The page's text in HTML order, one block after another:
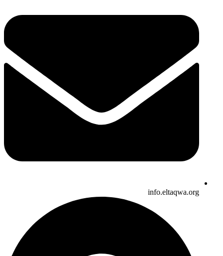
info.eltaqwa.org